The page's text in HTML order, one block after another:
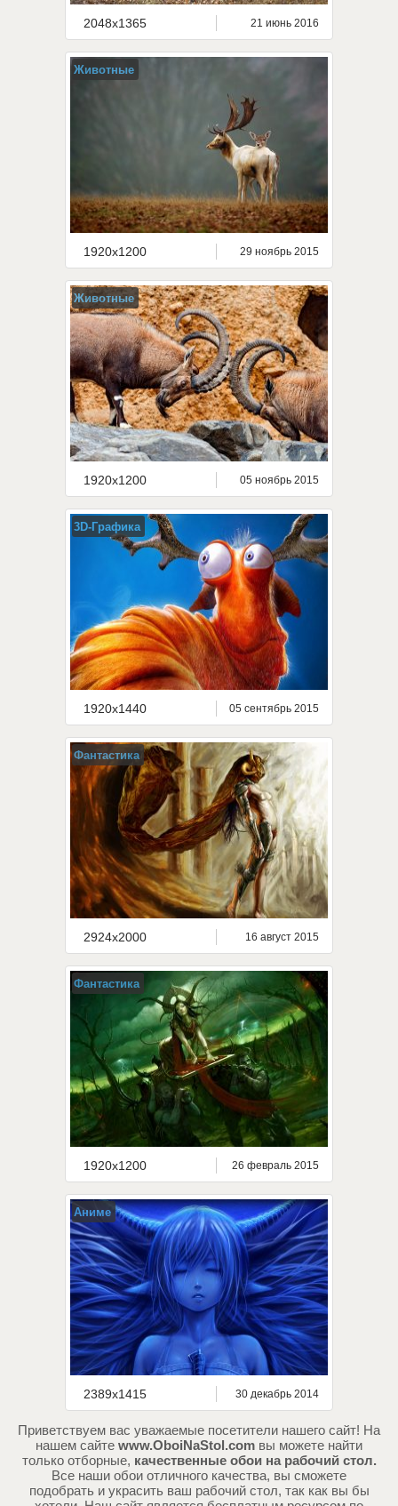
2048x1365 21 июнь 2016
Животные
1920x1200 29 ноябрь 2015
Животные
1920x1200 05 ноябрь 2015
3D-Графика
1920x1440 05 сентябрь 2015
Фантастика
2924x2000 16 август 2015
Фантастика
1920x1200 26 февраль 2015
Аниме
2389x1415 30 декабрь 2014
Приветствуем вас уважаемые посетители нашего сайт! На
нашем сайте www.OboiNaStol.com вы можете найти
только отборные, качественные обои на рабочий стол.
Все наши обои отличного качества, вы сможете
подобрать и украсить ваш рабочий стол, так как вы бы